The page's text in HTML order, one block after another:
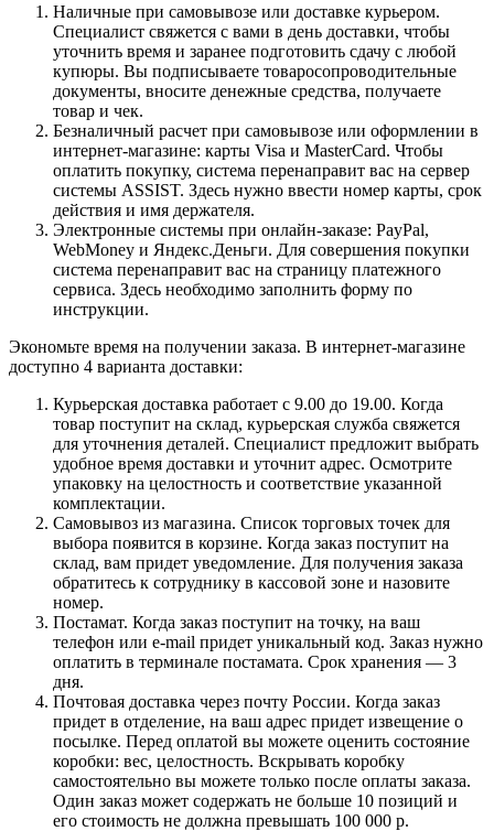
Наличные при самовывозе или доставке курьером.
Специалист свяжется с вами в день доставки, чтобы
уточнить время и заранее подготовить сдачу с любой
купюры. Вы подписываете товаросопроводительные
документы, вносите денежные средства, получаете
товар и чек.
Безналичный расчет при самовывозе или оформлении в
интернет-магазине: карты Visa и MasterCard. Чтобы
оплатить покупку, система перенаправит вас на сервер
системы ASSIST. Здесь нужно ввести номер карты, срок
действия и имя держателя.
Электронные системы при онлайн-заказе: PayPal,
WebMoney и Яндекс.Деньги. Для совершения покупки
система перенаправит вас на страницу платежного
сервиса. Здесь необходимо заполнить форму по
инструкции.
Экономьте время на получении заказа. В интернет-магазине
доступно 4 варианта доставки:
Курьерская доставка работает с 9.00 до 19.00. Когда
товар поступит на склад, курьерская служба свяжется
для уточнения деталей. Специалист предложит выбрать
удобное время доставки и уточнит адрес. Осмотрите
упаковку на целостность и соответствие указанной
комплектации.
Самовывоз из магазина. Список торговых точек для
выбора появится в корзине. Когда заказ поступит на
склад, вам придет уведомление. Для получения заказа
обратитесь к сотруднику в кассовой зоне и назовите
номер.
Постамат. Когда заказ поступит на точку, на ваш
телефон или e-mail придет уникальный код. Заказ нужно
оплатить в терминале постамата. Срок хранения — 3
дня.
Почтовая доставка через почту России. Когда заказ
придет в отделение, на ваш адрес придет извещение о
посылке. Перед оплатой вы можете оценить состояние
коробки: вес, целостность. Вскрывать коробку
самостоятельно вы можете только после оплаты заказа.
Один заказ может содержать не больше 10 позиций и
его стоимость не должна превышать 100 000 р.